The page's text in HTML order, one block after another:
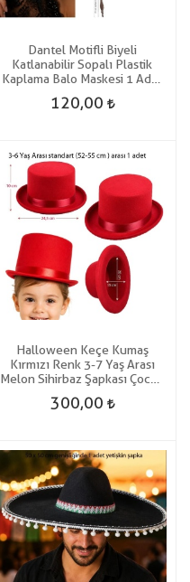
Dantel Motifli Biyeli
Katlanabilir Sopalı Plastik
Kaplama Balo Maskesi 1 Adet
Hallow
120,00
Halloween Keçe Kumaş
Kırmızı Renk 3-7 Yaş Arası
Melon Sihirbaz Şapkası Çocuk
300,00